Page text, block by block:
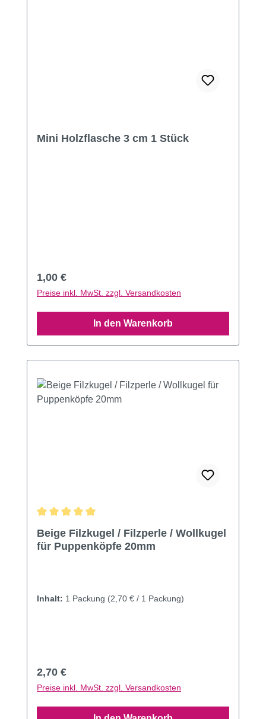
Mini Holzflasche 3 cm 1 Stück
Regulärer Preis:
1,00 €
Preise inkl. MwSt. zzgl. Versandkosten
In den Warenkorb
Beige Filzkugel / Filzperle / Wollkugel
für Puppenköpfe 20mm
Inhalt: 1 Packung (2,70 € / 1 Packung)
Regulärer Preis:
2,70 €
Preise inkl. MwSt. zzgl. Versandkosten